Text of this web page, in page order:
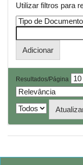
Utilizar filtros para
Resultados/Página